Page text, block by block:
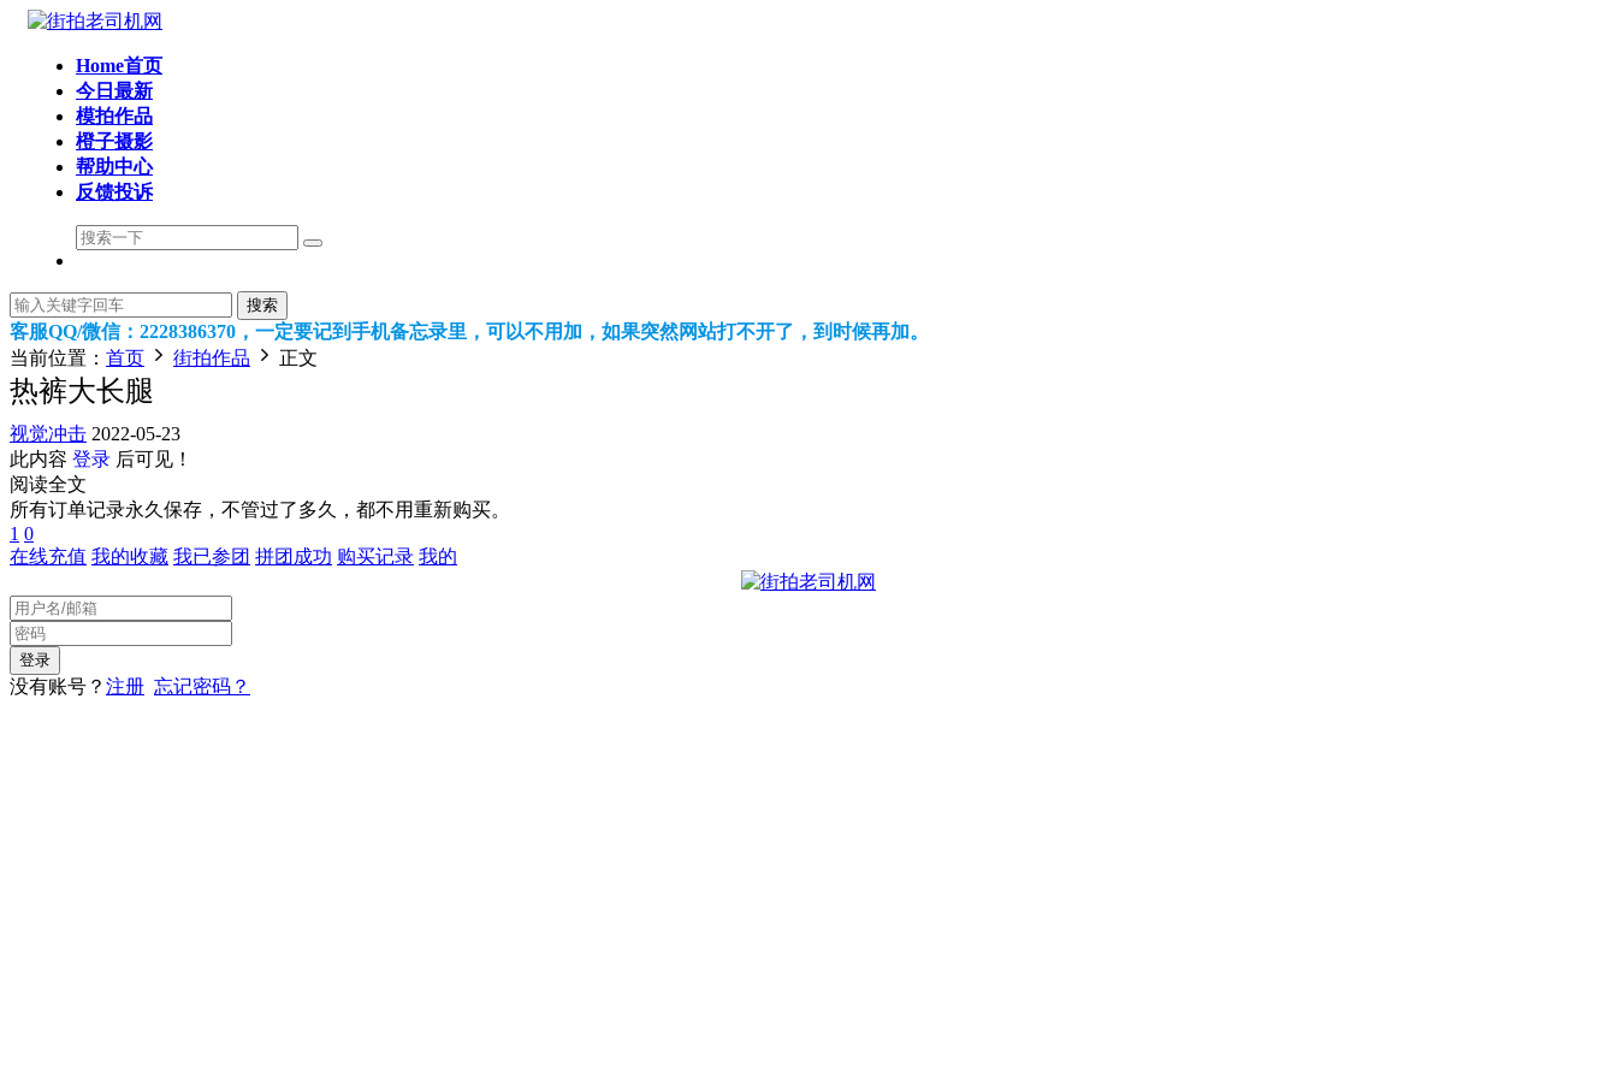
Home首页
今日最新
模拍作品
橙子摄影
帮助中心
反馈投诉
搜索
客服QQ/微信：2228386370，一定要记到手机备忘录里，可以不用加，如果突然网站打不开了，到时候再加。
当前位置： 首页 街拍作品 正文
热裤大长腿
视觉冲击 2022-05-23
此内容 登录 后可见！
阅读全文
所有订单记录永久保存，不管过了多久，都不用重新购买。
1 0
在线充值 我的收藏 我已参团 拼团成功 购买记录 我的
没有账号？ 注册 忘记密码？